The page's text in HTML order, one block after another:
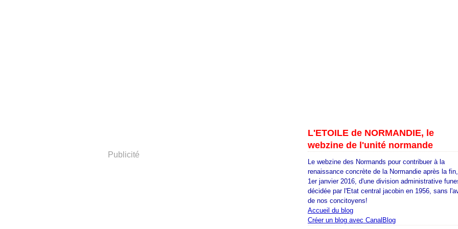
Publicité
L'ETOILE de NORMANDIE, le
webzine de l'unité normande
Le webzine des Normands pour contribuer à la
renaissance concrète de la Normandie après la
1er janvier 2016, d'une division administrative
décidée par l'Etat central jacobin en 1956, sans
de nos concitoyens!
Accueil du blog
Créer un blog avec CanalBlog